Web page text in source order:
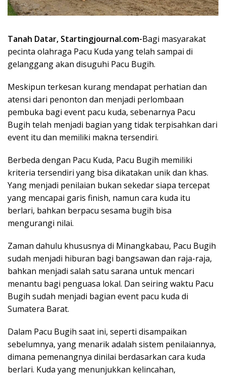
Tanah Datar, Startingjournal.com-Bagi masyarakat
pecinta olahraga Pacu Kuda yang telah sampai di
gelanggang akan disuguhi Pacu Bugih.
Meskipun terkesan kurang mendapat perhatian dan
atensi dari penonton dan menjadi perlombaan
pembuka bagi event pacu kuda, sebenarnya Pacu
Bugih telah menjadi bagian yang tidak terpisahkan dari
event itu dan memiliki makna tersendiri.
Berbeda dengan Pacu Kuda, Pacu Bugih memiliki
kriteria tersendiri yang bisa dikatakan unik dan khas.
Yang menjadi penilaian bukan sekedar siapa tercepat
yang mencapai garis finish, namun cara kuda itu
berlari, bahkan berpacu sesama bugih bisa
mengurangi nilai.
Zaman dahulu khususnya di Minangkabau, Pacu Bugih
sudah menjadi hiburan bagi bangsawan dan raja-raja,
bahkan menjadi salah satu sarana untuk mencari
menantu bagi penguasa lokal. Dan seiring waktu Pacu
Bugih sudah menjadi bagian event pacu kuda di
Sumatera Barat.
Dalam Pacu Bugih saat ini, seperti disampaikan
sebelumnya, yang menarik adalah sistem penilaiannya,
dimana pemenangnya dinilai berdasarkan cara kuda
berlari. Kuda yang menunjukkan kelincahan,